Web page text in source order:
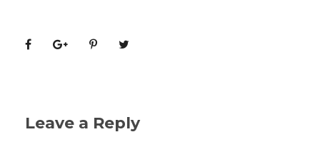
Leave a Reply